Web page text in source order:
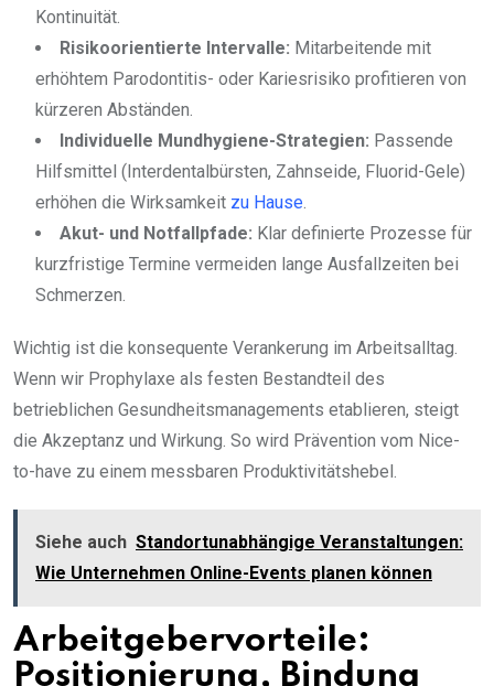
Kontinuität.
Risikoorientierte Intervalle: Mitarbeitende mit
erhöhtem Parodontitis- oder Kariesrisiko profitieren von
kürzeren Abständen.
Individuelle Mundhygiene-Strategien: Passende
Hilfsmittel (Interdentalbürsten, Zahnseide, Fluorid-Gele)
erhöhen die Wirksamkeit zu Hause.
Akut- und Notfallpfade: Klar definierte Prozesse für
kurzfristige Termine vermeiden lange Ausfallzeiten bei
Schmerzen.
Wichtig ist die konsequente Verankerung im Arbeitsalltag.
Wenn wir Prophylaxe als festen Bestandteil des
betrieblichen Gesundheitsmanagements etablieren, steigt
die Akzeptanz und Wirkung. So wird Prävention vom Nice-
to-have zu einem messbaren Produktivitätshebel.
Siehe auch Standortunabhängige Veranstaltungen:
Wie Unternehmen Online-Events planen können
Arbeitgebervorteile:
Positionierung, Bindung